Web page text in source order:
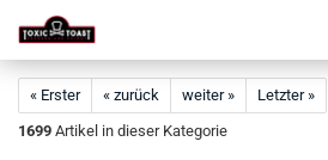
« Erster « zurück weiter »
Letzter »
1699 Artikel in dieser Kategorie